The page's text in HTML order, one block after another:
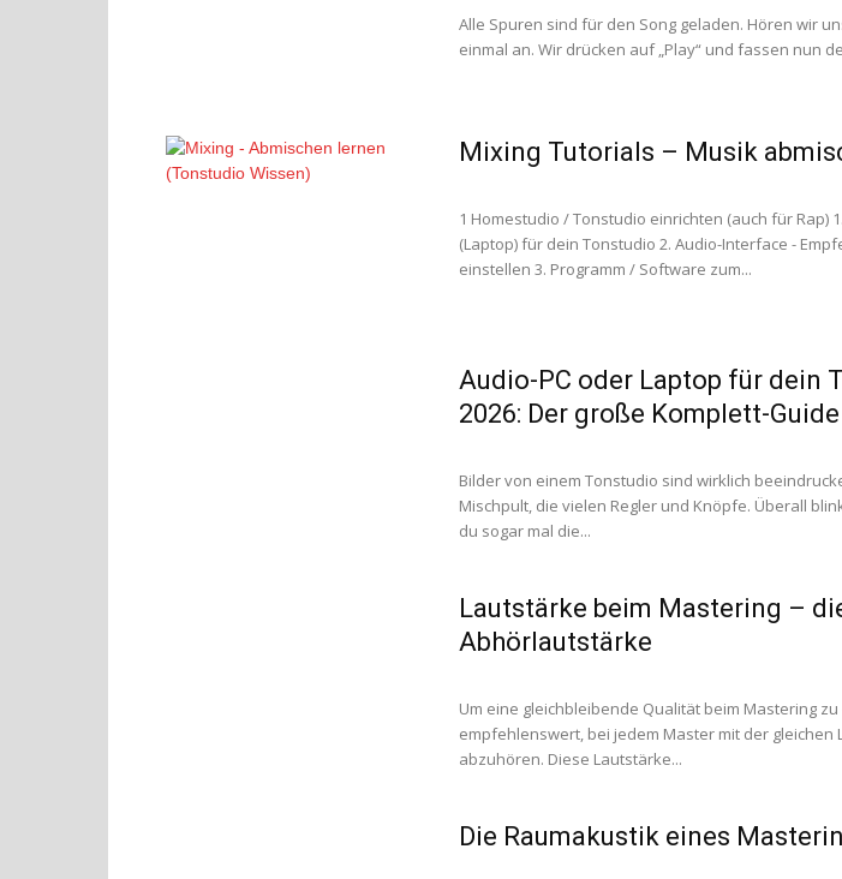
Alle Spuren sind für den Song geladen. Hören wir
einmal an. Wir drücken auf „Play“ und fassen nun
Mixing Tutorials – Musik
1 Homestudio / Tonstudio einrichten (auch für Rap)
(Laptop) für dein Tonstudio 2. Audio-Interface -
einstellen 3. Programm / Software zum...
Audio-PC oder Laptop für dein
2026: Der große Komplett-Guide
Bilder von einem Tonstudio sind wirklich
Mischpult, die vielen Regler und Knöpfe. Überall
du sogar mal die...
Lautstärke beim Mastering –
Abhörlautstärke
Um eine gleichbleibende Qualität beim Mastering
empfehlenswert, bei jedem Master mit der gleichen
abzuhören. Diese Lautstärke...
Die Raumakustik eines